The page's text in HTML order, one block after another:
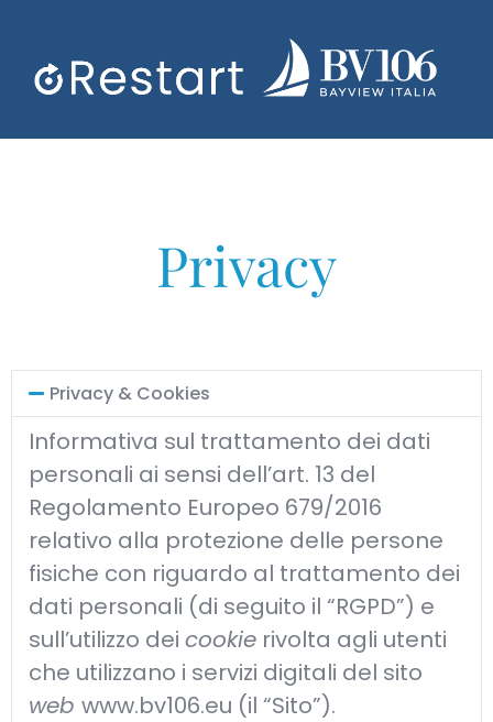
Privacy
Privacy & Cookies
Informativa sul trattamento dei dati
personali ai sensi dell’art. 13 del
Regolamento Europeo 679/2016
relativo alla protezione delle persone
fisiche con riguardo al trattamento dei
dati personali (di seguito il “RGPD”) e
sull’utilizzo dei cookie rivolta agli utenti
che utilizzano i servizi digitali del sito
web www.bv106.eu (il “Sito”).